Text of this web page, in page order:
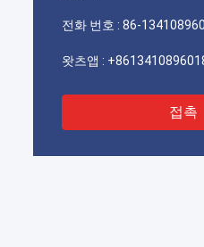
전화 번호 : 86-
왓츠앱 :
접촉